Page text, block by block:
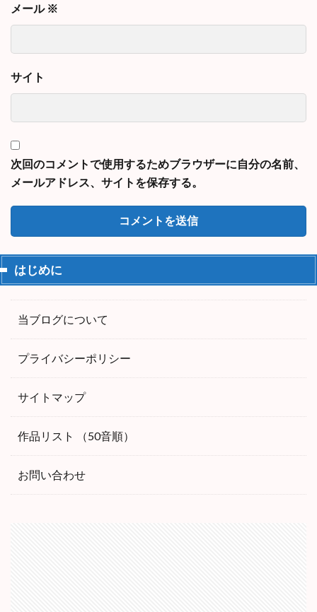
メール ※
サイト
次回のコメントで使用するためブラウザーに自分の名前、
メールアドレス、サイトを保存する。
はじめに
当ブログについて
プライバシーポリシー
サイトマップ
作品リスト （50音順）
お問い合わせ